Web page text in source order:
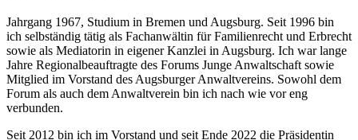
Jahrgang 1967, Studium in Bremen und Augsburg. Seit 1996 bin
ich selbständig tätig als Fachanwältin für Familienrecht und Erbrecht
sowie als Mediatorin in eigener Kanzlei in Augsburg. Ich war lange
Jahre Regionalbeauftragte des Forums Junge Anwaltschaft sowie
Mitglied im Vorstand des Augsburger Anwaltvereins. Sowohl dem
Forum als auch dem Anwaltverein bin ich nach wie vor eng
verbunden.
Seit 2012 bin ich im Vorstand und seit Ende 2022 die Präsidentin